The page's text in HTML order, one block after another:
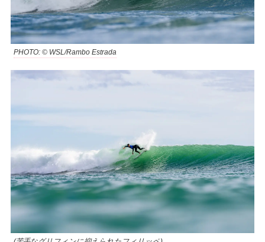
PHOTO: © WSL/Rambo Estrada